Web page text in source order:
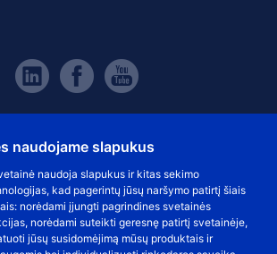
naudojame slapukus
naudoja slapukus ir kitas sekimo
kad pagerintų jūsų naršymo patirtį šiais
norėdami įjungti pagrindines svetainės
, norėdami suteikti geresnę patirtį svetainėje,
jūsų susidomėjimą mūsų produktais ir